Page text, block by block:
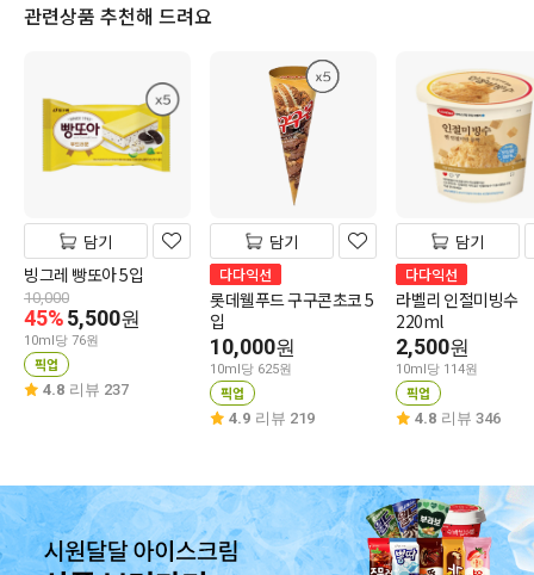
관련상품 추천해 드려요
담기
빙그레 빵또아 5입
10,000
45%5,500원
10ml당 76원
픽업
4.8 리뷰 237
담기
다다익선
롯데웰푸드 구구콘초코 5
입
10,000원
10ml당 625원
픽업
4.9 리뷰 219
담기
다다익선
라벨리 인절미빙수
220ml
2,500원
10ml당 114원
픽업
4.8 리뷰 346